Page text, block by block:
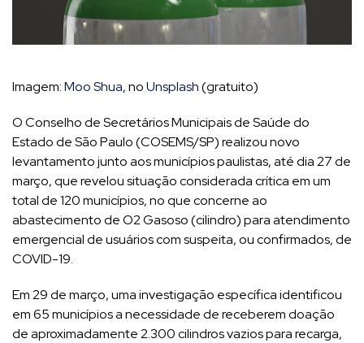
Imagem:Moo Shua, noUnsplash(gratuito)
O Conselho de Secretários Municipais de Saúde do
Estado de São Paulo (COSEMS/SP) realizou novo
levantamento junto aos municípios paulistas, até dia 27 de
março, que revelou situação considerada crítica em um
total de 120 municípios, no que concerne ao
abastecimento de O2 Gasoso (cilindro) para atendimento
emergencial de usuários com suspeita, ou confirmados, de
COVID-19.
Em 29 de março, uma investigação específica identificou
em 65 municípios a necessidade de receberem doação
de aproximadamente 2.300 cilindros vazios para recarga,